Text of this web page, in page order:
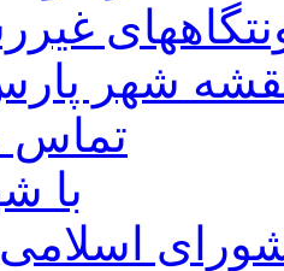
شهر
تماس
با